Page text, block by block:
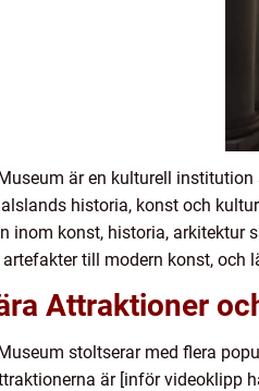
är en kulturell
historia, konst och
inom konst, historia, arkitektur
till modern konst, och
Attraktioner
stoltserar med flera
är [inför videoklipp